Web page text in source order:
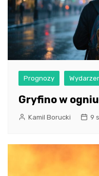
Prognozy
Gryfino w
Kamil Borucki 9